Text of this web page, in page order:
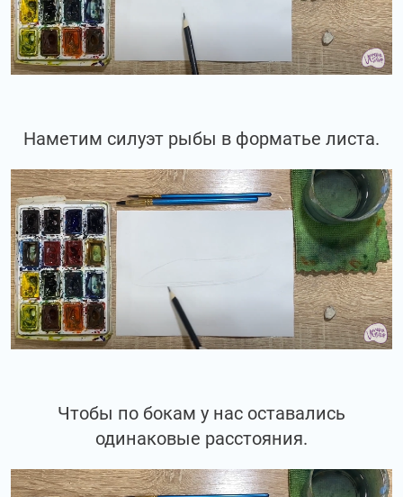
Наметим силуэт рыбы в форматье листа.
Чтобы по бокам у нас оставались
одинаковые расстояния.